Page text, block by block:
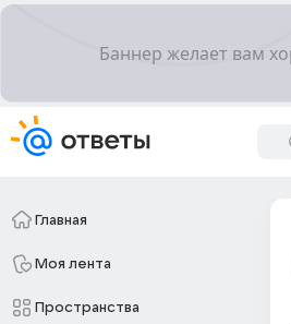
Главная
Моя лента
Пространства